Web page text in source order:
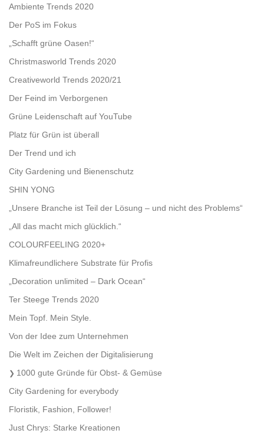
Ambiente Trends 2020
Der PoS im Fokus
„Schafft grüne Oasen!“
Christmasworld Trends 2020
Creativeworld Trends 2020/21
Der Feind im Verborgenen
Grüne Leidenschaft auf YouTube
Platz für Grün ist überall
Der Trend und ich
City Gardening und Bienenschutz
SHIN YONG
„Unsere Branche ist Teil der Lösung – und nicht des Problems“
„All das macht mich glücklich.“
COLOURFEELING 2020+
Klimafreundlichere Substrate für Profis
„Decoration unlimited – Dark Ocean“
Ter Steege Trends 2020
Mein Topf. Mein Style.
Von der Idee zum Unternehmen
Die Welt im Zeichen der Digitalisierung
1000 gute Gründe für Obst- & Gemüse
City Gardening for everybody
Floristik, Fashion, Follower!
Just Chrys: Starke Kreationen